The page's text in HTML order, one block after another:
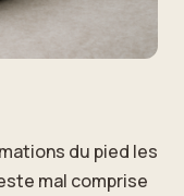
du pied les
mal comprise